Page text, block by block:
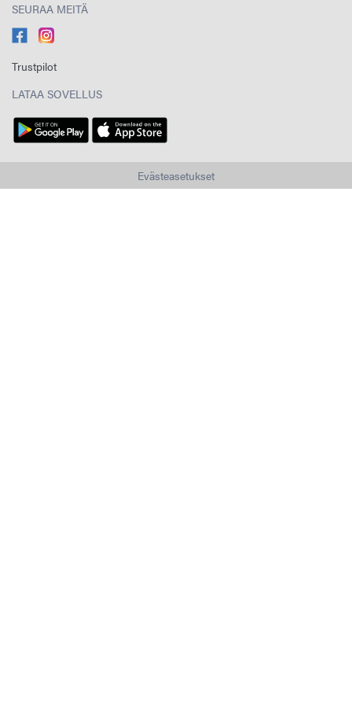
SEURAA MEITÄ
Trustpilot
LATAA SOVELLUS
Evästeasetukset